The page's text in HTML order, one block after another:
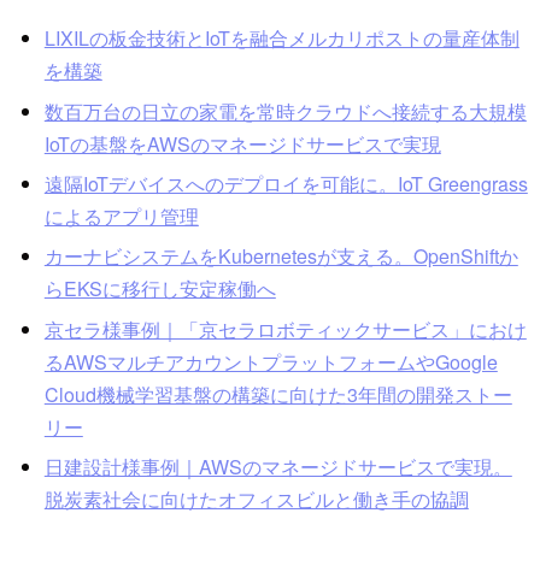
LIXILの板金技術とIoTを融合メルカリポストの量産体制
を構築
数百万台の日立の家電を常時クラウドへ接続する大規模
IoTの基盤をAWSのマネージドサービスで実現
遠隔IoTデバイスへのデプロイを可能に。IoT Greengrass
によるアプリ管理
カーナビシステムをKubernetesが支える。OpenShiftか
らEKSに移行し安定稼働へ
京セラ様事例｜「京セラロボティックサービス」におけ
るAWSマルチアカウントプラットフォームやGoogle
Cloud機械学習基盤の構築に向けた3年間の開発ストー
リー
日建設計様事例｜AWSのマネージドサービスで実現。
脱炭素社会に向けたオフィスビルと働き手の協調